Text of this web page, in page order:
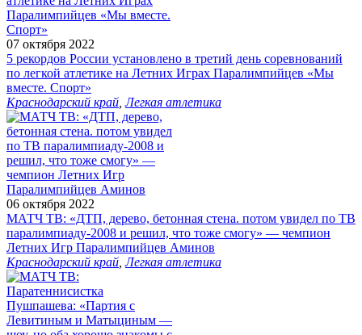
07 октября 2022
5 рекордов России установлено в третий день соревнований
по легкой атлетике на Летних Играх Паралимпийцев «Мы
вместе. Спорт»
Краснодарский край ,Легкая атлетика
06 октября 2022
МАТЧ ТВ: «ДТП, дерево, бетонная стена. потом увидел по ТВ
паралимпиаду-2008 и решил, что тоже смогу» — чемпион
Летних Игр Паралимпийцев Аминов
Краснодарский край ,Легкая атлетика